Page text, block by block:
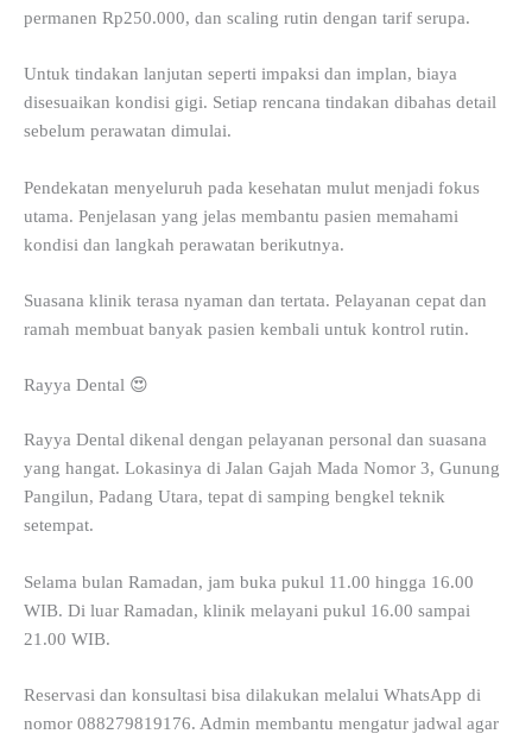
permanen Rp250.000, dan scaling rutin dengan tarif serupa.
Untuk tindakan lanjutan seperti impaksi dan implan, biaya
disesuaikan kondisi gigi. Setiap rencana tindakan dibahas detail
sebelum perawatan dimulai.
Pendekatan menyeluruh pada kesehatan mulut menjadi fokus
utama. Penjelasan yang jelas membantu pasien memahami
kondisi dan langkah perawatan berikutnya.
Suasana klinik terasa nyaman dan tertata. Pelayanan cepat dan
ramah membuat banyak pasien kembali untuk kontrol rutin.
Rayya Dental 😍
Rayya Dental dikenal dengan pelayanan personal dan suasana
yang hangat. Lokasinya di Jalan Gajah Mada Nomor 3, Gunung
Pangilun, Padang Utara, tepat di samping bengkel teknik
setempat.
Selama bulan Ramadan, jam buka pukul 11.00 hingga 16.00
WIB. Di luar Ramadan, klinik melayani pukul 16.00 sampai
21.00 WIB.
Reservasi dan konsultasi bisa dilakukan melalui WhatsApp di
nomor 088279819176. Admin membantu mengatur jadwal agar